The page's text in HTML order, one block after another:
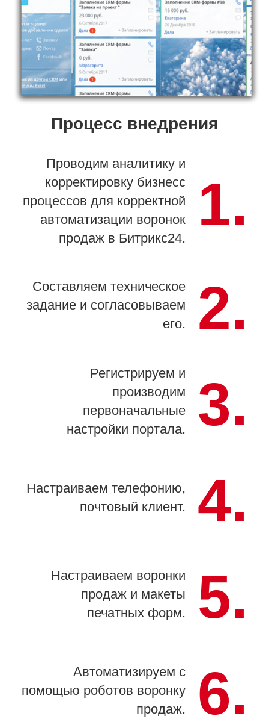
Процесс внедрения
Проводим аналитику и
корректировку бизнесс
процессов для корректной
автоматизации воронок
продаж в Битрикс24.
1.
Составляем техническое
задание и согласовываем
его.
2.
Регистрируем и
производим
первоначальные
настройки портала.
3.
Настраиваем телефонию,
почтовый клиент.
4.
Настраиваем воронки
продаж и макеты
печатных форм.
5.
Автоматизируем с
помощью роботов воронку
продаж.
6.